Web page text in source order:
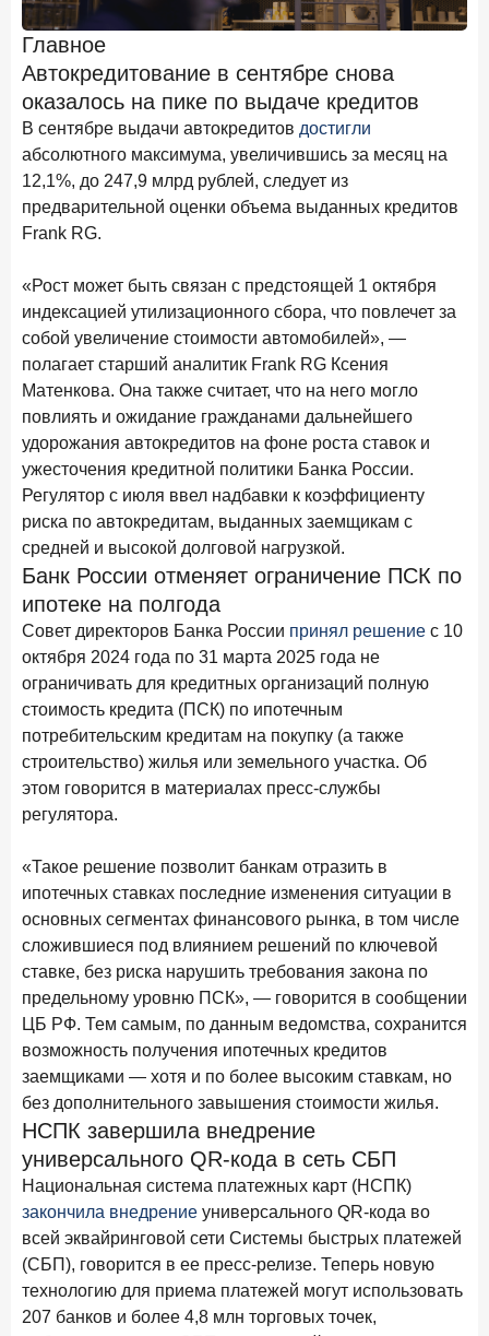
Клиенты чаще всего узнают о сберегательных
продуктах из рекламы в интернете и на ТВ
9 июля 2026 года
С ростом благосостояния клиентов-сберегателей
увеличивается и склонность к диверсификации
7 июля 2026 года
По итогам июня 2026 года объем выдач кредитов
составил 1 166,4 млрд руб.
3 июля 2026 года
банковского контакт-центра
25 июня 2026 года ИССЛЕДОВАНИЕ
Ипотека в России: итоги мая 2026 года в цифрах
22 июня 2026 года
«Честность — индустриальный стандарт»: как банки
завоевывают лояльность private-клиентов
Рассылка Frank RG
Итоги недели, наша трактовка основных событий
на банковском рынке
ПОДПИСАТЬСЯ
Я даюсогласие на обработку персональных данныхдля получения рассылки
от ООО "Фрэнк рг"
Я даюсогласие на получение информационной и рекламной рассылки
ООО "Фрэнк рг"
Политика конфиденциальности
8 июня 2026 года ИССЛЕДОВАНИЕ
По итогам мая 2026 года объем выдач кредитов
4 июня 2026 года ИССЛЕДОВАНИЕ
Синергия интеллектов: будущее контакт-центров в
партнерстве человека и технологий
1 июня 2026 года
В борьбе за сбережения россиян банки учатся
понимать контекст
Доверие становится главным фактором на рынке
Private banking
25 мая 2026 года ИССЛЕДОВАНИЕ
Ипотека в России: итоги апреля 2026 года в цифрах
13 мая 2026 года ИССЛЕДОВАНИЕ
«Ни один зарубежный private банк не может
6 мая 2026 года ИССЛЕДОВАНИЕ
Главное
Автокредитование в сентябре снова
оказалось на пике по выдаче кредитов
В сентябре выдачи автокредитов достигли
абсолютного максимума, увеличившись за месяц на
12,1%, до 247,9 млрд рублей, следует из
предварительной оценки объема выданных кредитов
Frank RG.
«Рост может быть связан с предстоящей 1 октября
индексацией утилизационного сбора, что повлечет за
собой увеличение стоимости автомобилей», —
полагает старший аналитик Frank RG Ксения
Матенкова. Она также считает, что на него могло
повлиять и ожидание гражданами дальнейшего
удорожания автокредитов на фоне роста ставок и
ужесточения кредитной политики Банка России.
Регулятор с июля ввел надбавки к коэффициенту
риска по автокредитам, выданных заемщикам с
средней и высокой долговой нагрузкой.
Банк России отменяет ограничение ПСК по
ипотеке на полгода
Совет директоров Банка России принял решение с 10
октября 2024 года по 31 марта 2025 года не
ограничивать для кредитных организаций полную
стоимость кредита (ПСК) по ипотечным
потребительским кредитам на покупку (а также
строительство) жилья или земельного участка. Об
этом говорится в материалах пресс-службы
регулятора.
«Такое решение позволит банкам отразить в
ипотечных ставках последние изменения ситуации в
основных сегментах финансового рынка, в том числе
сложившиеся под влиянием решений по ключевой
ставке, без риска нарушить требования закона по
предельному уровню ПСК», — говорится в сообщении
ЦБ РФ. Тем самым, по данным ведомства, сохранится
возможность получения ипотечных кредитов
заемщиками — хотя и по более высоким ставкам, но
без дополнительного завышения стоимости жилья.
НСПК завершила внедрение
универсального QR-кода в сеть СБП
Национальная система платежных карт (НСПК)
закончила внедрение универсального QR-кода во
всей эквайринговой сети Системы быстрых платежей
(СБП), говорится в ее пресс-релизе. Теперь новую
технологию для приема платежей могут использовать
207 банков и более 4,8 млн торговых точек,